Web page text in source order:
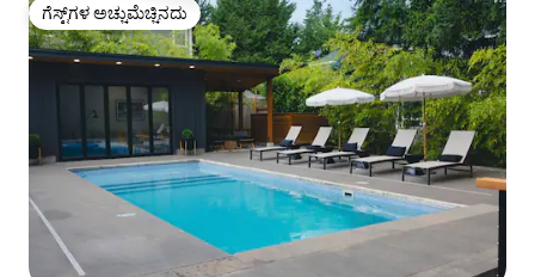
ಗೆಸ್ಟ್‌ಗಳ ಅಚ್ಚುಮೆಚ್ಚಿನದು
ಗೆಸ್ಟ್‌ಗಳ ಅಚ್ಚುಮೆಚ್ಚಿನದು